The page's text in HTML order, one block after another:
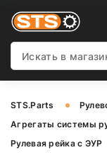
STS.Parts
Агрегаты системы
Рулевая рейка с ЭУР